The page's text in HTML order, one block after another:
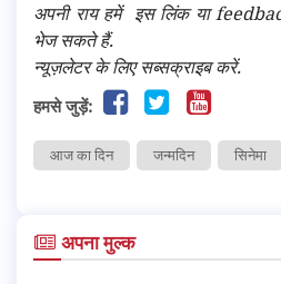
अपनी राय हमें इस लिंक या
भेज सकते हैं.
न्यूज़लेटर के लिए सब्सक्राइब करें.
हमसे जुड़ें:
आज का दिन जन्मदिन सिनेमा
अपना मुल्क